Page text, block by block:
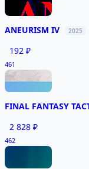
ANEURISM IV 2025
192 ₽
461
FINAL FANTASY
2 828 ₽
462